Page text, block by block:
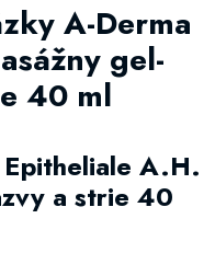
A-Derma
gel-
40 ml
A.H.
a strie 40